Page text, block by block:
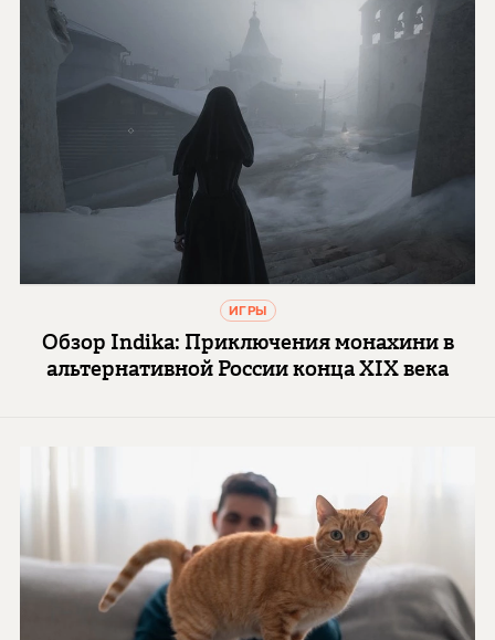
ИГРЫ
Обзор Indika: Приключения монахини в
альтернативной России конца XIX века